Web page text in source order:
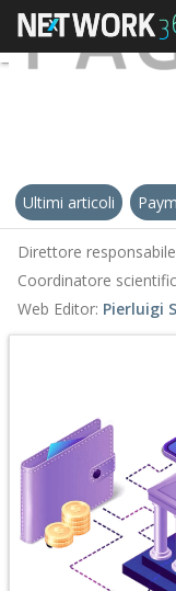
Ultimi articoli
Direttore
Coordinatore
Web Editor: Pierluigi